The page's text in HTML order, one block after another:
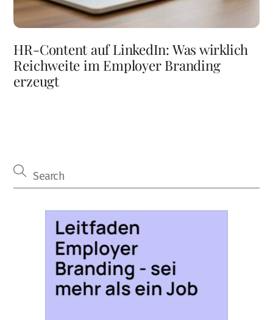
HR-Content auf LinkedIn: Was wirklich
Reichweite im Employer Branding
erzeugt